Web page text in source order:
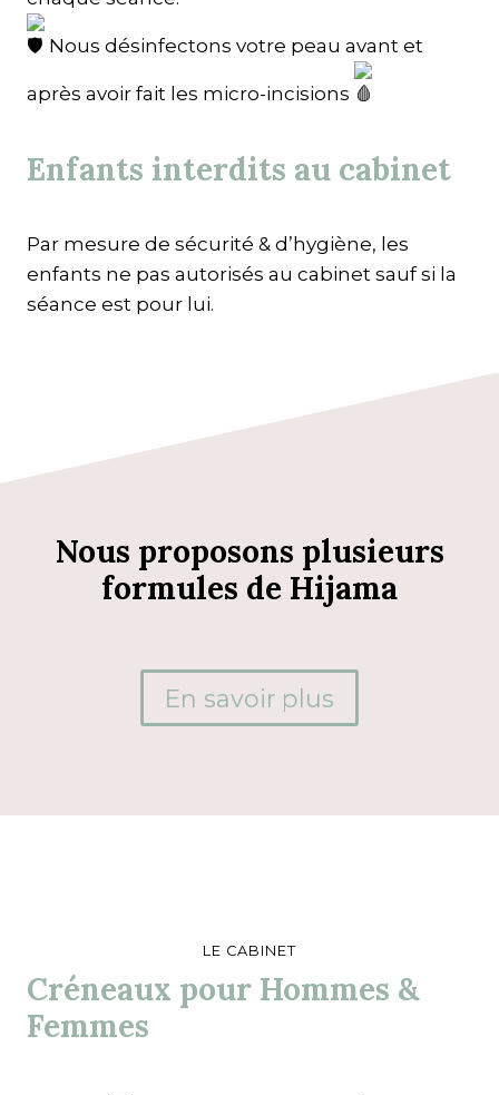
Nous désinfectons votre peau avant et
après avoir fait les micro-incisions
Enfants interdits au cabinet
Par mesure de sécurité & d’hygiène, les
enfants ne pas autorisés au cabinet sauf si la
séance est pour lui.
Nous proposons plusieurs
formules de Hijama
En savoir plus
LE CABINET
Créneaux pour Hommes &
Femmes